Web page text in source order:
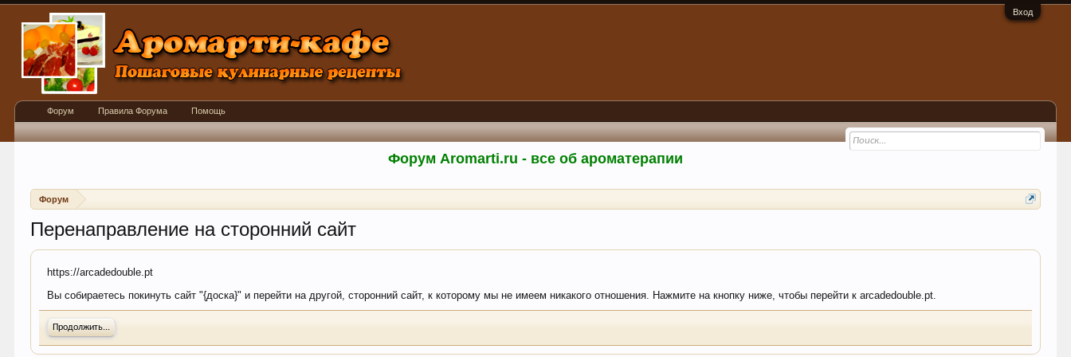
Вход
Форум Aromarti.ru - все об ароматерапии
Форум
Перенаправление на сторонний сайт
https://arcadedouble.pt
Вы собираетесь покинуть сайт "{доска}" и перейти на другой, сторонний сайт, к которому мы не имеем никакого отношения. Нажмите на кнопку ниже, чтобы перейти к arcadedouble.pt.
Продолжить...
Форум Правила Форума Помощь